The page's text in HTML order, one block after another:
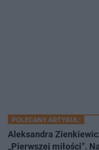
POLECANY ARTYKUŁ:
Aleksandra
„Pierwszej miłości”.